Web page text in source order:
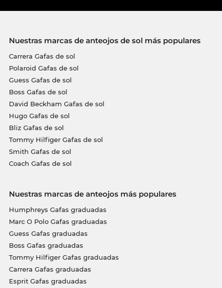
Nuestras marcas de anteojos de sol más populares
Carrera Gafas de sol
Polaroid Gafas de sol
Guess Gafas de sol
Boss Gafas de sol
David Beckham Gafas de sol
Hugo Gafas de sol
Bliz Gafas de sol
Tommy Hilfiger Gafas de sol
Smith Gafas de sol
Coach Gafas de sol
Nuestras marcas de anteojos más populares
Humphreys Gafas graduadas
Marc O Polo Gafas graduadas
Guess Gafas graduadas
Boss Gafas graduadas
Tommy Hilfiger Gafas graduadas
Carrera Gafas graduadas
Esprit Gafas graduadas